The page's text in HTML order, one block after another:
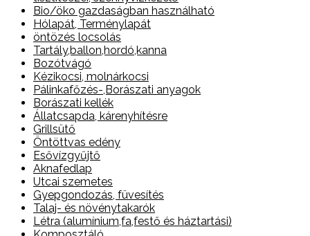
Bio/öko gazdaságban használható
Hólapát, Terménylapát
öntözés locsolás
Tartály,ballon,hordó,kanna
Bozótvágó
Kézikocsi, molnárkocsi
Pálinkafőzés-,Borászati anyagok
Borászati kellék
Állatcsapda, kárenyhítésre
Grillsütő
Öntöttvas edény
Esővízgyűjtő
Aknafedlap
Utcai szemetes
Gyepgondozás, füvesítés
Talaj- és növénytakarók
Létra (alumínium,fa,festő és háztartási)